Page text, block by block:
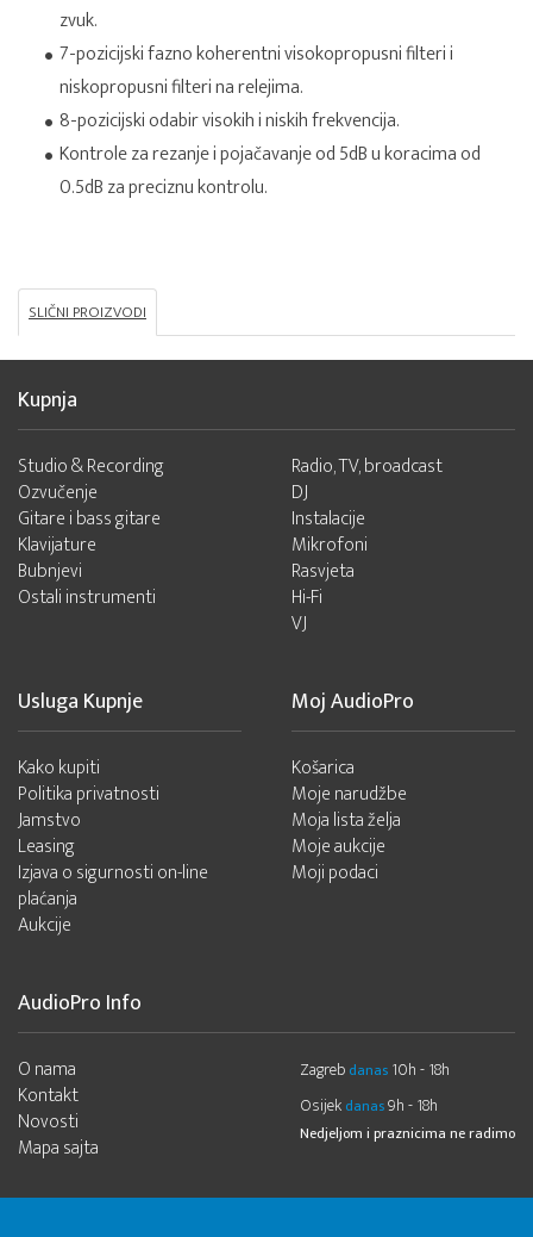
zvuk.
7-pozicijski fazno koherentni visokopropusni filteri i
niskopropusni filteri na relejima.
8-pozicijski odabir visokih i niskih frekvencija.
Kontrole za rezanje i pojačavanje od 5dB u koracima od
0.5dB za preciznu kontrolu.
SLIČNI PROIZVODI
Kupnja
Studio & Recording
Ozvučenje
Gitare i bass gitare
Klavijature
Bubnjevi
Ostali instrumenti
Radio, TV, broadcast
DJ
Instalacije
Mikrofoni
Rasvjeta
Hi-Fi
VJ
Usluga Kupnje
Kako kupiti
Politika privatnosti
Jamstvo
Leasing
Izjava o sigurnosti on-line
plaćanja
Aukcije
Moj AudioPro
Košarica
Moje narudžbe
Moja lista želja
Moje aukcije
Moji podaci
AudioPro Info
O nama
Kontakt
Novosti
Mapa sajta
Zagreb danas 10h - 18h
Osijek danas9h - 18h
Nedjeljom i praznicima ne radimo